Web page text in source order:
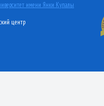
имени Янки Купалы
центр